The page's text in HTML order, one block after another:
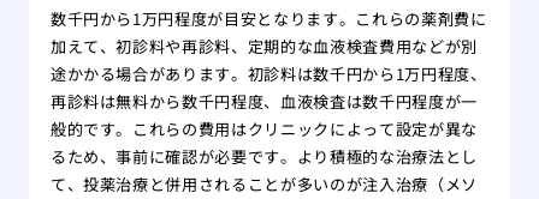
数千円から1万円程度が目安となります。これらの薬剤費に
加えて、初診料や再診料、定期的な血液検査費用などが別
途かかる場合があります。初診料は数千円から1万円程度、
再診料は無料から数千円程度、血液検査は数千円程度が一
般的です。これらの費用はクリニックによって設定が異な
るため、事前に確認が必要です。より積極的な治療法とし
て、投薬治療と併用されることが多いのが注入治療（メソ